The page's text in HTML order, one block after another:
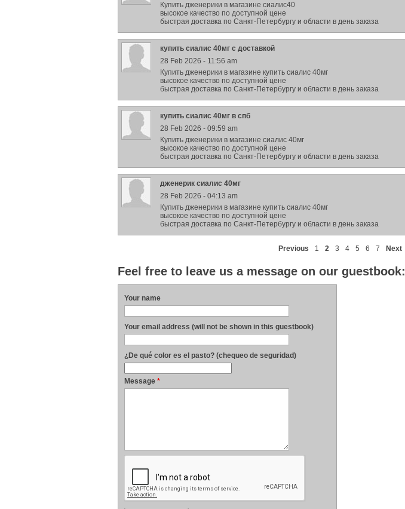
Купить дженерики в магазине сиалис40
высокое качество по доступной цене
быстрая доставка по Санкт-Петербургу и области в день заказа
купить сиалис 40мг с доставкой
28 Feb 2026 - 11:56 am
Купить дженерики в магазине купить сиалис 40мг
высокое качество по доступной цене
быстрая доставка по Санкт-Петербургу и области в день заказа
купить сиалис 40мг в спб
28 Feb 2026 - 09:59 am
Купить дженерики в магазине сиалис 40мг
высокое качество по доступной цене
быстрая доставка по Санкт-Петербургу и области в день заказа
дженерик сиалис 40мг
28 Feb 2026 - 04:13 am
Купить дженерики в магазине купить сиалис 40мг
высокое качество по доступной цене
быстрая доставка по Санкт-Петербургу и области в день заказа
Previous 1 2 3 4 5 6 7 Next
Feel free to leave us a message on our guestbook:
Your name
Your email address (will not be shown in this guestbook)
¿De qué color es el pasto? (chequeo de seguridad)
Message *